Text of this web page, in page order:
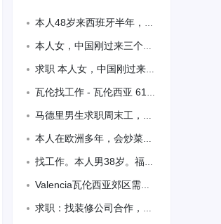
本人48岁来西班牙半年，一直做保姆工作，现在孩子爷爷奶奶来西班牙自己带，现在想找
本人女，中国刚过来三个月，求一份美甲小工工作，哪位老板给个机会。
求职 本人女，中国刚过来三个月，无居留，语言会一点，求一份全职工，什么都可以做。
瓦伦找工作 - 瓦伦西亚 613391302
马德里男生求职周末工，中西语流利。
本人在欧洲多年，会炒菜，炒饭面，油锅，想在西班牙找份工作，有需要的老板加我微信1
找工作。本人男38岁。福建人。无身份。肯学肯干。有需要的老板艾
Valencia瓦伦西亚郊区需备拘留熟练三厨一名 624793107
求职：找装修公司合作，本人专业水电，会粉刷吊顶电焊等等..做工精细，有需要工人的